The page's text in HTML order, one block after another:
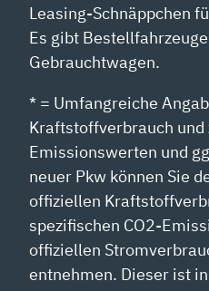
Leasing-Schnäppchen
Es gibt
Gebrauchtwagen.
* = Umfangreiche
Kraftstoffverbrauch und
Emissionswerten und
neuer Pkw können Sie
offiziellen
spezifischen CO2-
offiziellen
entnehmen. Dieser ist